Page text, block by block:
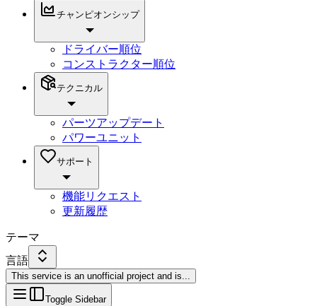
チャンピオンシップ
ドライバー順位
コンストラクター順位
テクニカル
パーツアップデート
パワーユニット
サポート
機能リクエスト
更新履歴
テーマ
言語
This service is an unofficial project and is...
Toggle Sidebar